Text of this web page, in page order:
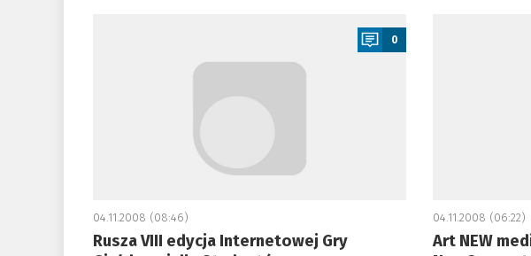
0
04.11.2008 (08:46)
Rusza VIII edycja Internetowej Gry
04.11.2008 (06:22)
Art NEW